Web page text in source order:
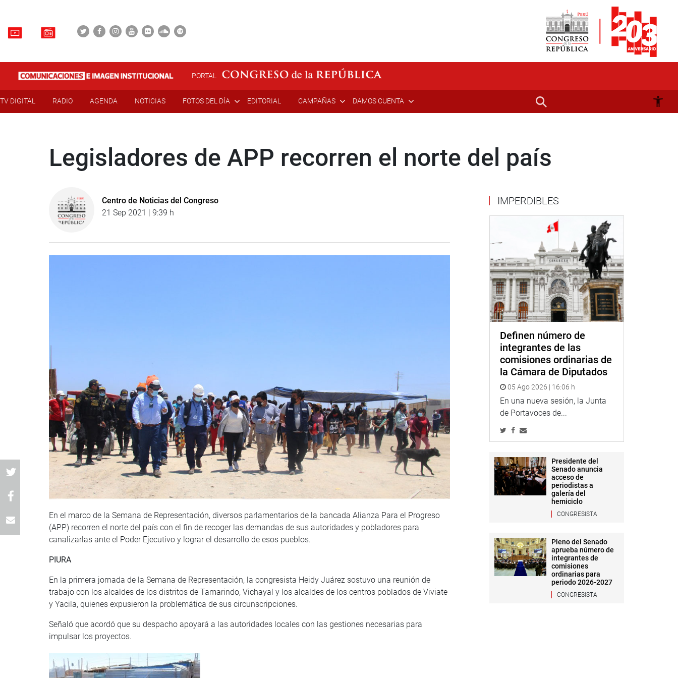
PORTAL
TV DIGITAL RADIO AGENDA NOTICIAS FOTOS DEL DÍA EDITORIAL CAMPAÑAS DAMOS CUENTA
Legisladores de APP recorren el norte del país
Centro de Noticias del Congreso
21 Sep 2021 | 9:39 h
En el marco de la Semana de Representación, diversos parlamentarios de la bancada Alianza Para el Progreso
(APP) recorren el norte del país con el fin de recoger las demandas de sus autoridades y pobladores para
canalizarlas ante el Poder Ejecutivo y lograr el desarrollo de esos pueblos.
PIURA
En la primera jornada de la Semana de Representación, la congresista Heidy Juárez sostuvo una reunión de
trabajo con los alcaldes de los distritos de Tamarindo, Vichayal y los alcaldes de los centros poblados de Viviate
y Yacila, quienes expusieron la problemática de sus circunscripciones.
Señaló que acordó que su despacho apoyará a las autoridades locales con las gestiones necesarias para
impulsar los proyectos.
IMPERDIBLES
Definen número de
integrantes de las
comisiones ordinarias de
la Cámara de Diputados
05 Ago 2026 | 16:06 h
En una nueva sesión, la Junta
de Portavoces de...
Presidente del
Senado anuncia
acceso de
periodistas a
galería del
hemiciclo
CONGRESISTA
Pleno del Senado
aprueba número de
integrantes de
comisiones
ordinarias para
periodo 2026-2027
CONGRESISTA